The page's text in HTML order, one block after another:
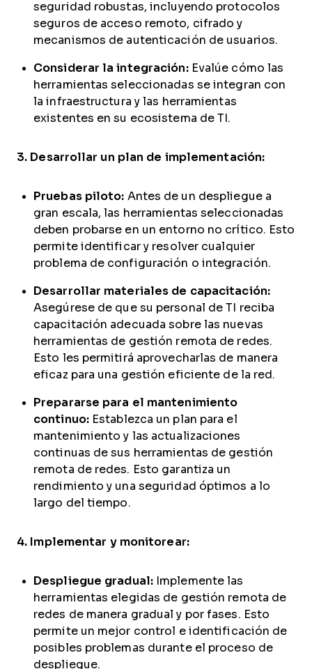
seguridad robustas, incluyendo protocolos
seguros de acceso remoto, cifrado y
mecanismos de autenticación de usuarios.
Considerar la integración:Evalúe cómo las
herramientas seleccionadas se integran con
la infraestructura y las herramientas
existentes en su ecosistema de TI.
3. Desarrollar un plan de implementación:
Pruebas piloto: Antes de un despliegue a
gran escala, las herramientas seleccionadas
deben probarse en un entorno no crítico. Esto
permite identificar y resolver cualquier
problema de configuración o integración.
Desarrollar materiales de capacitación:
Asegúrese de que su personal de TI reciba
capacitación adecuada sobre las nuevas
herramientas de gestión remota de redes.
Esto les permitirá aprovecharlas de manera
eficaz para una gestión eficiente de la red.
Prepararse para el mantenimiento
continuo:Establezca un plan para el
mantenimiento y las actualizaciones
continuas de sus herramientas de gestión
remota de redes. Esto garantiza un
rendimiento y una seguridad óptimos a lo
largo del tiempo.
4. Implementar y monitorear:
Despliegue gradual:Implemente las
herramientas elegidas de gestión remota de
redes de manera gradual y por fases. Esto
permite un mejor control e identificación de
posibles problemas durante el proceso de
despliegue.